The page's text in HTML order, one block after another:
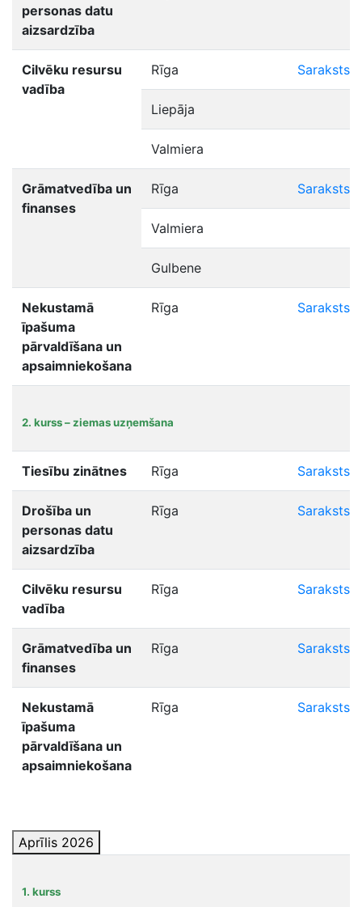
personas datu
aizsardzība
Cilvēku resursu
vadība
Rīga Saraksts
Liepāja
Valmiera
Grāmatvedība un
finanses
Rīga Saraksts
Valmiera
Gulbene
Nekustamā
īpašuma
pārvaldīšana un
apsaimniekošana
Rīga Saraksts
2. kurss – ziemas uzņemšana
Tiesību zinātnes Rīga Saraksts
Drošība un
personas datu
aizsardzība
Rīga Saraksts
Cilvēku resursu
vadība
Rīga Saraksts
Grāmatvedība un
finanses
Rīga Saraksts
Nekustamā
īpašuma
pārvaldīšana un
apsaimniekošana
Rīga Saraksts
Aprīlis 2026
1. kurss